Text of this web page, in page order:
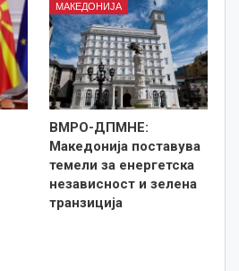
МАКЕДОНИЈА
ВМРО-ДПМНЕ:
Македонија поставува
темели за енергетска
независност и зелена
транзиција